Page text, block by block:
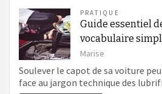
PRATIQUE
Guide essentiel
vocabulaire
Marise
Soulever le capot de sa voiture
face au jargon technique des